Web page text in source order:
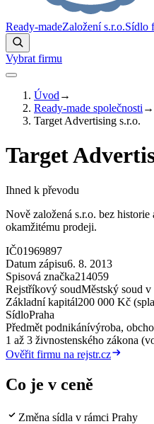
Ready-madeZaložení s.r.o.Sídlo
Vybrat firmu
Úvod →
Ready-made společnosti →
Target Advertising s.r.o.
Target
Ihned k převodu
Nově založená s.r.o. bez
okamžitému prodeji.
IČ01969897
Datum zápisu6. 8. 2013
Spisová značka214059
Rejstříkový soudMěstský soud v
Základní kapitál200 000 Kč
SídloPraha
Předmět podnikánívýroba,
1 až 3 živnostenského zákona
Ověřit firmu na rejstr.cz
Co je v ceně
Změna sídla v rámci Prahy